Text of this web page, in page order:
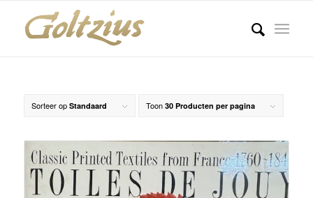
Sorteer op Standaard Toon 30 Producten per pagina